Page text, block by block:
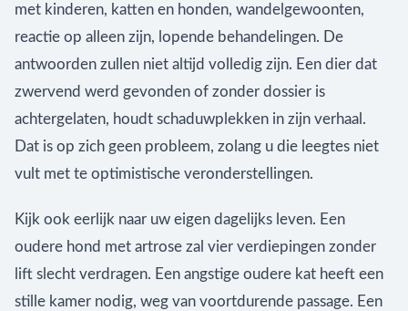
met kinderen, katten en honden, wandelgewoonten,
reactie op alleen zijn, lopende behandelingen. De
antwoorden zullen niet altijd volledig zijn. Een dier dat
zwervend werd gevonden of zonder dossier is
achtergelaten, houdt schaduwplekken in zijn verhaal.
Dat is op zich geen probleem, zolang u die leegtes niet
vult met te optimistische veronderstellingen.
Kijk ook eerlijk naar uw eigen dagelijks leven. Een
oudere hond met artrose zal vier verdiepingen zonder
lift slecht verdragen. Een angstige oudere kat heeft een
stille kamer nodig, weg van voortdurende passage. Een